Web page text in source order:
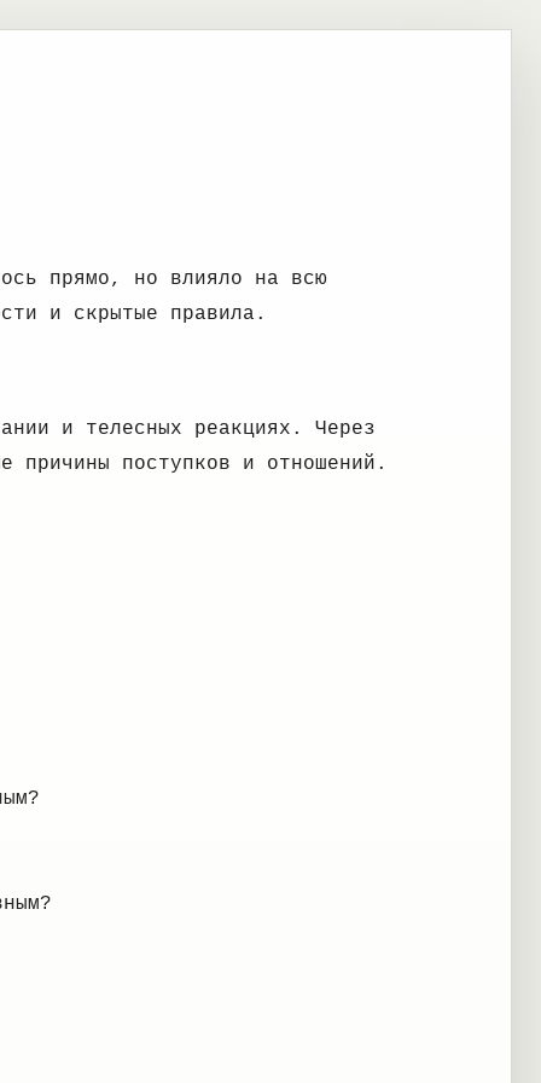
прямо, но влияло на всю
и скрытые правила.
и телесных реакциях. Через
причины поступков и отношений.